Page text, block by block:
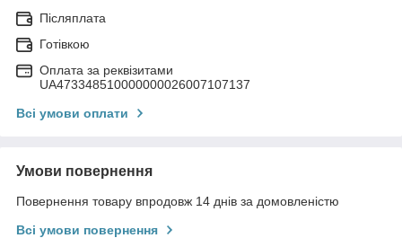
Післяплата
Готівкою
Оплата за реквізитами
UA473348510000000026007107137
Всі умови оплати
Умови повернення
Повернення товару впродовж 14 днів за домовленістю
Всі умови повернення